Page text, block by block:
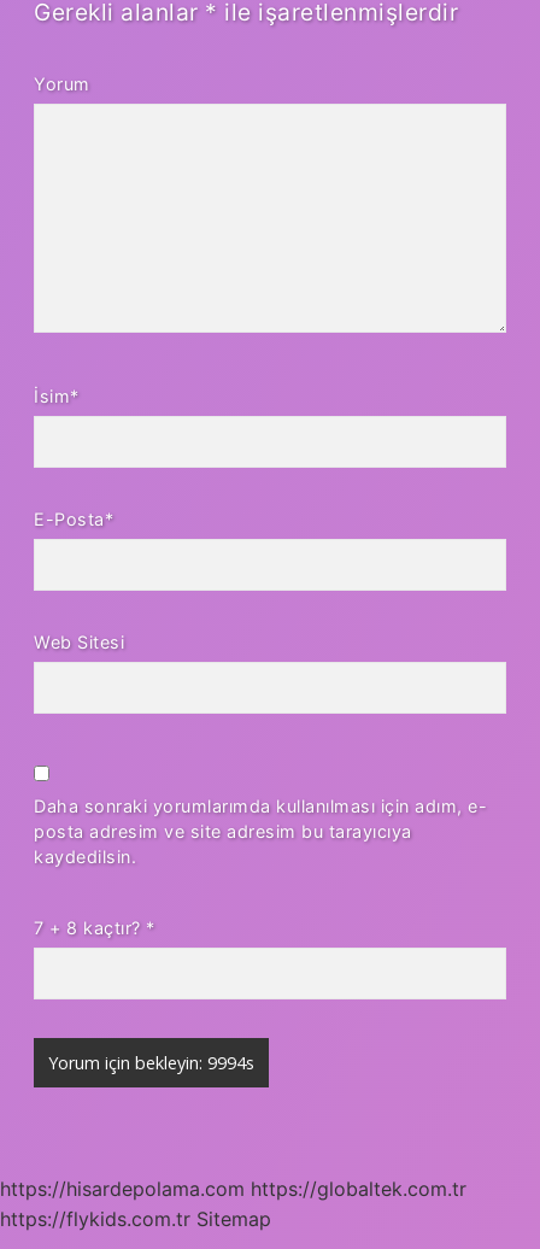
Gerekli alanlar * ile işaretlenmişlerdir
Yorum
İsim*
E-Posta*
Web Sitesi
Daha sonraki yorumlarımda kullanılması için adım, e-
posta adresim ve site adresim bu tarayıcıya
kaydedilsin.
7 + 8 kaçtır? *
https://hisardepolama.com https://globaltek.com.tr
https://flykids.com.tr Sitemap